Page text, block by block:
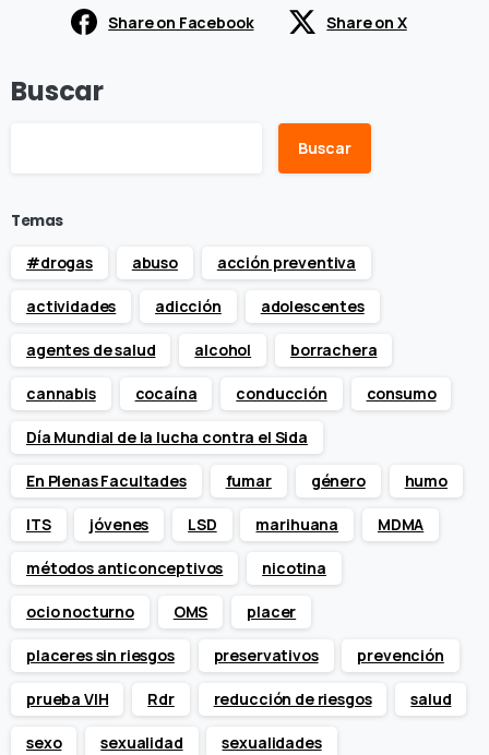
Share on Facebook Share on X
Buscar
Buscar
Temas
#drogas
abuso acción preventiva
actividades adicción adolescentes
agentes de salud alcohol borrachera
cannabis cocaína conducción consumo
Día Mundial de la lucha contra el Sida
En Plenas Facultades fumar género humo
ITS jóvenes LSD marihuana MDMA
métodos anticonceptivos nicotina
ocio nocturno OMS placer
placeres sin riesgos preservativos prevención
prueba VIH Rdr reducción de riesgos salud
sexo sexualidad sexualidades